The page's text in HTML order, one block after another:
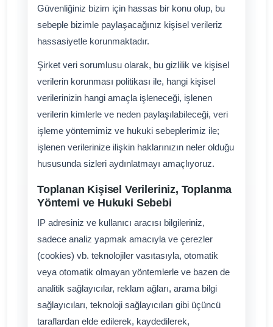
Güvenliğiniz bizim için hassas bir konu olup, bu
sebeple bizimle paylaşacağınız kişisel verileriz
hassasiyetle korunmaktadır.
Şirket veri sorumlusu olarak, bu gizlilik ve kişisel
verilerin korunması politikası ile, hangi kişisel
verilerinizin hangi amaçla işleneceği, işlenen
verilerin kimlerle ve neden paylaşılabileceği, veri
işleme yöntemimiz ve hukuki sebeplerimiz ile;
işlenen verilerinize ilişkin haklarınızın neler olduğu
hususunda sizleri aydınlatmayı amaçlıyoruz.
Toplanan Kişisel Verileriniz, Toplanma
Yöntemi ve Hukuki Sebebi
IP adresiniz ve kullanıcı aracısı bilgileriniz,
sadece analiz yapmak amacıyla ve çerezler
(cookies) vb. teknolojiler vasıtasıyla, otomatik
veya otomatik olmayan yöntemlerle ve bazen de
analitik sağlayıcılar, reklam ağları, arama bilgi
sağlayıcıları, teknoloji sağlayıcıları gibi üçüncü
taraflardan elde edilerek, kaydedilerek,